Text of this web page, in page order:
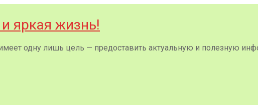
яркая жизнь!
одну лишь цель — предоставить актуальную и полезную